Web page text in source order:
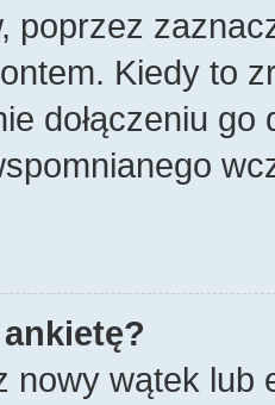
poprzez
Kiedy to
dołączeniu
nowy wątek lub